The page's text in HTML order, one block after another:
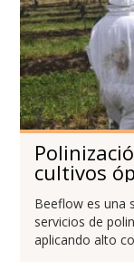
cultivos
Beeflow es una
servicios de
aplicando alto